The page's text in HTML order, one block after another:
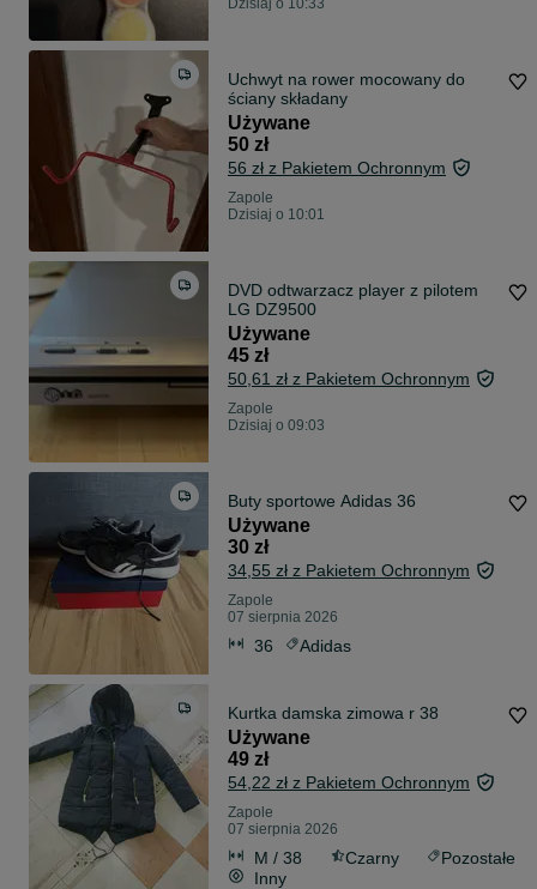
Dzisiaj o 10:33
Uchwyt na rower mocowany do
ściany składany
Używane
50 zł
56 zł z Pakietem Ochronnym
Zapole
Dzisiaj o 10:01
DVD odtwarzacz player z pilotem
LG DZ9500
Używane
45 zł
50,61 zł z Pakietem Ochronnym
Zapole
Dzisiaj o 09:03
Buty sportowe Adidas 36
Używane
30 zł
34,55 zł z Pakietem Ochronnym
Zapole
07 sierpnia 2026
36 Adidas
Kurtka damska zimowa r 38
Używane
49 zł
54,22 zł z Pakietem Ochronnym
Zapole
07 sierpnia 2026
M / 38 Czarny
Pozostałe
Inny